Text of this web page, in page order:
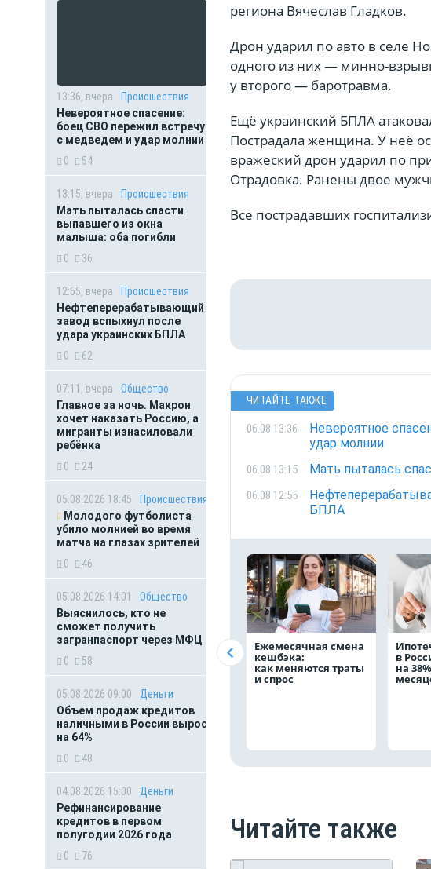
13:36, вчера
Происшествия
Невероятное спасение:
боец СВО пережил встречу
с медведем и удар молнии
0
54
13:15, вчера
Происшествия
Мать пыталась спасти
выпавшего из окна
малыша: оба погибли
0
36
12:55, вчера
Происшествия
Нефтеперерабатывающий
завод вспыхнул после
удара украинских БПЛА
0
62
07:11, вчера
Общество
Главное за ночь. Макрон
хочет наказать Россию, а
мигранты изнасиловали
ребёнка
0
24
05.08.2026 18:45
Происшествия
Молодого футболиста
убило молнией во время
матча на глазах зрителей
0
46
05.08.2026 14:01
Общество
Выяснилось, кто не
сможет получить
загранпаспорт через МФЦ
0
58
05.08.2026 09:00
Деньги
Объем продаж кредитов
наличными в России вырос
на 64%
0
48
04.08.2026 15:00
Деньги
Рефинансирование
кредитов в первом
полугодии 2026 года
0
76
региона Вячеслав Гладков.
Дрон ударил по авто в селе
одного из них — минно-
у второго — баротравма.
Ещё украинский БПЛА
Пострадала женщина. У неё
вражеский дрон ударил по
Отрадовка. Ранены двое
Все пострадавших
ЧИТАЙТЕ ТАКЖЕ
06.08 13:36
Невероятное
удар молнии
06.08 13:15 Мать пыталась
06.08 12:55
БПЛА
Ежемесячная смена
кешбэка:
как меняются траты
и спрос
в
на
Читайте также